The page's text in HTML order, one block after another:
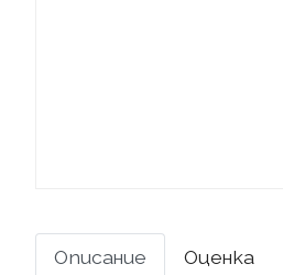
Описание Оценка